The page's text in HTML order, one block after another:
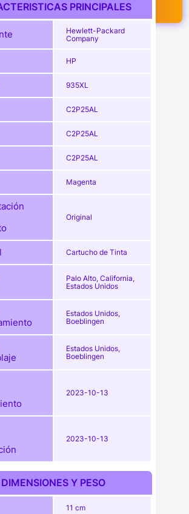
PRINCIPALES
Hewlett-Packard
Company
HP
935XL
C2P25AL
C2P25AL
C2P25AL
Magenta
Original
Cartucho de Tinta
Palo Alto, California,
Estados Unidos
Estados Unidos,
Boeblingen
Estados Unidos,
Boeblingen
2023-10-13
2023-10-13
DIMENSIONES Y PESO
11 cm